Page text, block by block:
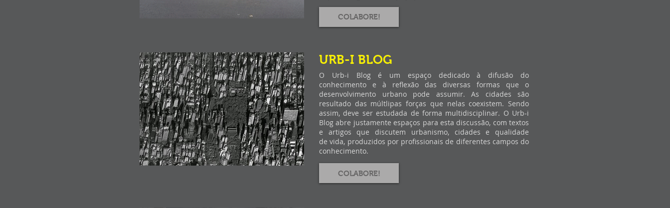
COLABORE!
URB-I BLOG
O Urb-i Blog é um espaço dedicado à difusão do
conhecimento e à reflexão das diversas formas que o
desenvolvimento urbano pode assumir. As cidades são
resultado das múltlipas forças que nelas coexistem. Sendo
assim, deve ser estudada de forma multidisciplinar. O Urb-i
Blog abre justamente espaços para esta discussão, com textos
e artigos que discutem urbanismo, cidades e qualidade
de vida, produzidos por profissionais de diferentes campos do
conhecimento.
COLABORE!